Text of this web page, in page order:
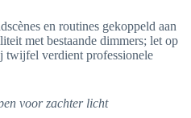
en routines gekoppeld aan
met bestaande dimmers; let op
twijfel verdient professionele
voor zachter licht